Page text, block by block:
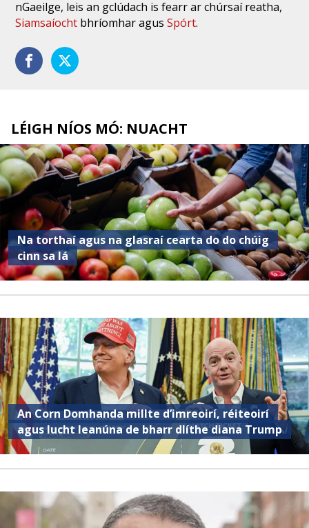
nGaeilge, leis an gclúdach is fearr ar chúrsaí reatha,
Siamsaíocht bhríomhar agusSpórt.
LÉIGH NÍOS MÓ: NUACHT
Na torthaí agus na glasraí cearta do do chúig
cinn sa lá
An Corn Domhanda millte d’imreoirí, réiteoirí
agus lucht leanúna de bharr dlíthe diana Trump